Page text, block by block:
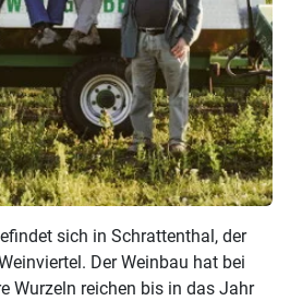
sich in Schrattenthal, der
Der Weinbau hat bei
Wurzeln reichen bis in das Jahr